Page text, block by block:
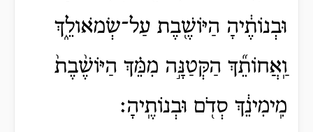
וּבְנוֹתֶ֔יהָ הַיּוֹשֶׁ֖בֶת עַל־שְׂמֹאולֵ֑ךְ
וַֽאֲחוֹתֵ֞ךְ הַקְּטַנָּ֣ה מִמֵּ֗ךְ הַיּוֹשֶׁ֨בֶת֙
מִֽימִינֵ֔ךְ סְדֹ֖ם וּבְנוֹתֶֽיהָ׃